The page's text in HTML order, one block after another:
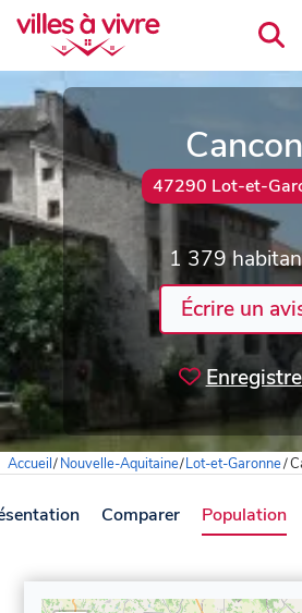
Cancon
47290 Lot-et-
1 379
Écrire un
Accueil/Nouvelle-Aquitaine/Lot-et-Garonne/
Comparer Population